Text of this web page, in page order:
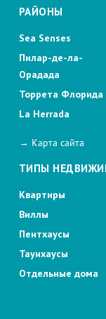
РАЙОНЫ
Sea Senses
Пилар-де-ла-
Орадада
Торрета Флорида
La Herrada
→ Карта сайта
ТИПЫ
Квартиры
Виллы
Пентхаусы
Таунхаусы
Отдельные дома